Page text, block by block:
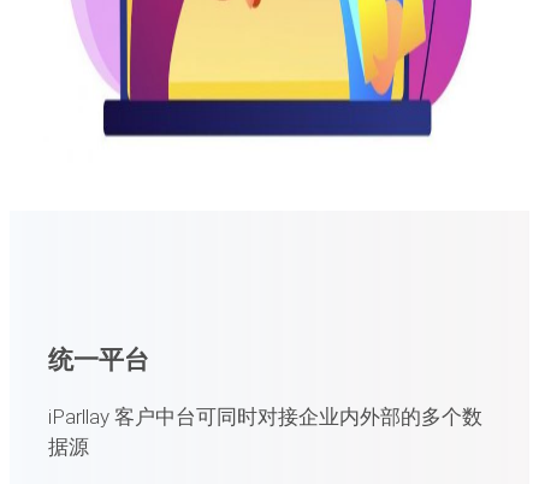
统一平台
iParllay 客户中台可同时对接企业内外部的多个数
据源